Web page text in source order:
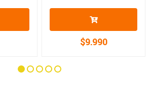
$9.990